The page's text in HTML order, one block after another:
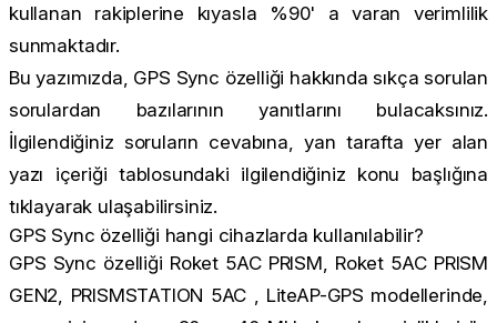
kullanan rakiplerine kıyasla %90' a varan verimlilik
sunmaktadır.
Bu yazımızda, GPS Sync özelliği hakkında sıkça sorulan
sorulardan bazılarının yanıtlarını bulacaksınız.
İlgilendiğiniz soruların cevabına, yan tarafta yer alan
yazı içeriği tablosundaki ilgilendiğiniz konu başlığına
tıklayarak ulaşabilirsiniz.
GPS Sync özelliği hangi cihazlarda kullanılabilir?
GPS Sync özelliği Roket 5AC PRISM, Roket 5AC PRISM
GEN2, PRISMSTATION 5AC , LiteAP-GPS modellerinde,